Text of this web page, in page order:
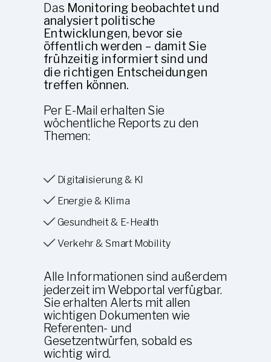
Das Monitoring beobachtet und
analysiert politische
Entwicklungen, bevor sie
öffentlich werden – damit Sie
frühzeitig informiert sind und
die richtigen Entscheidungen
treffen können.
Per E-Mail erhalten Sie
wöchentliche Reports zu den
Themen:
Digitalisierung & KI
Energie & Klima
Gesundheit & E-Health
Verkehr & Smart Mobility
Alle Informationen sind außerdem
jederzeit im Webportal verfügbar.
Sie erhalten Alerts mit allen
wichtigen Dokumenten wie
Referenten- und
Gesetzentwürfen, sobald es
wichtig wird.